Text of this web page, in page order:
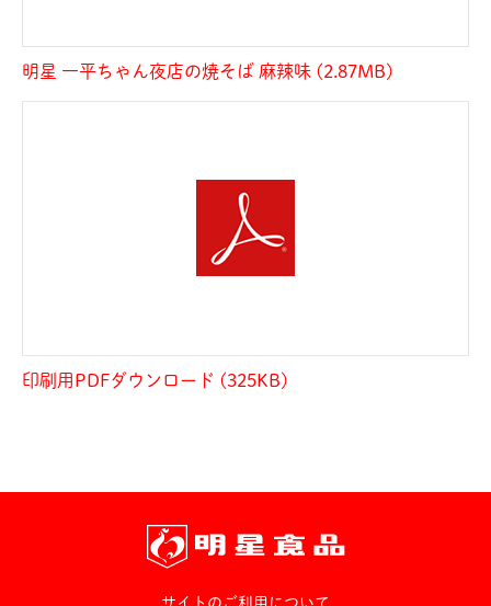
明星 一平ちゃん夜店の焼そば 麻辣味 (2.87MB)
印刷用PDFダウンロード (325KB)
サイトのご利用について